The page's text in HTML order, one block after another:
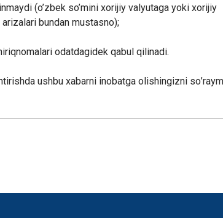
(o’zbek so’mini xorijiy valyutaga yoki xorijiy
bundan mustasno);
odatdagidek qabul qilinadi.
ushbu xabarni inobatga olishingizni so’